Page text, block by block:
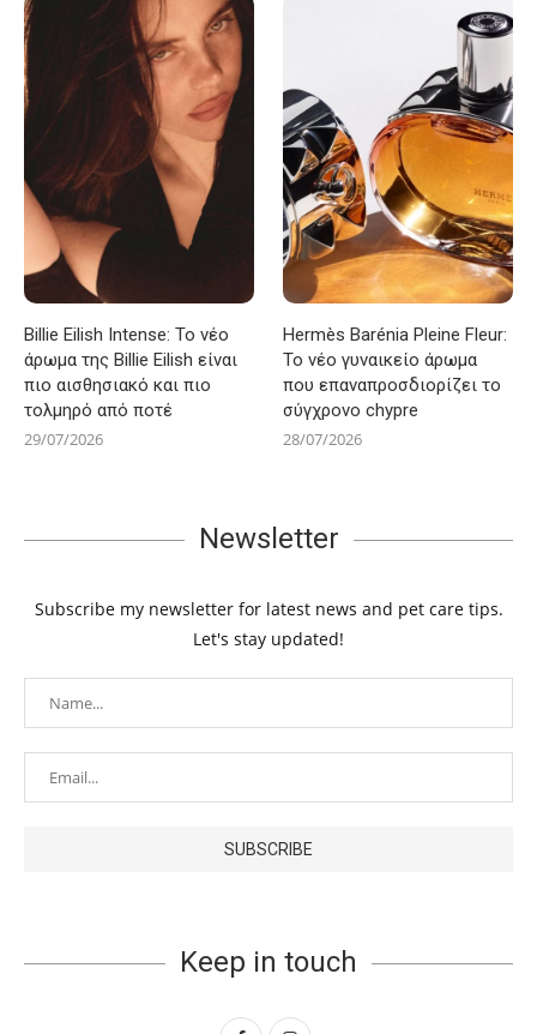
Billie Eilish Intense: Το νέο
άρωμα της Billie Eilish είναι
πιο αισθησιακό και πιο
τολμηρό από ποτέ
29/07/2026
Hermès Barénia Pleine Fleur:
Το νέο γυναικείο άρωμα
που επαναπροσδιορίζει το
σύγχρονο chypre
28/07/2026
Newsletter
Subscribe my newsletter for latest news and pet care tips.
Let's stay updated!
Keep in touch